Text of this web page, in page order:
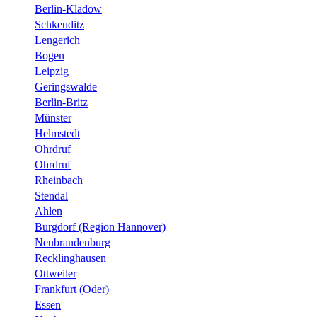
Berlin-Kladow
Schkeuditz
Lengerich
Bogen
Leipzig
Geringswalde
Berlin-Britz
Münster
Helmstedt
Ohrdruf
Ohrdruf
Rheinbach
Stendal
Ahlen
Burgdorf (Region Hannover)
Neubrandenburg
Recklinghausen
Ottweiler
Frankfurt (Oder)
Essen